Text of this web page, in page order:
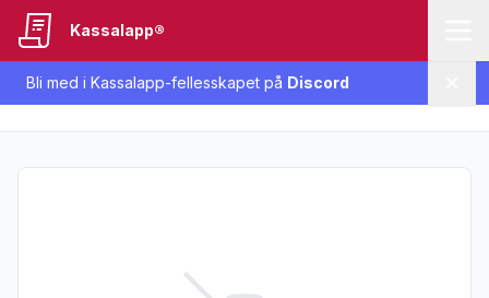
Bli med i Kassalapp-fellesskapet på Discord
Kassalapp®